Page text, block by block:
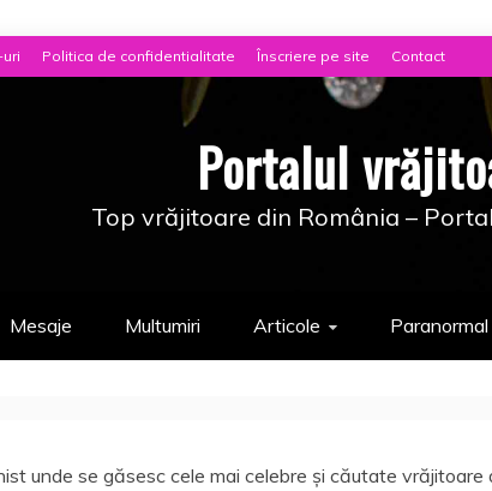
Politica de confidentialitate Înscriere pe site Contact
Portalul
Top vrăjitoare din România –
Mesaje Multumiri Articole Paranormal
unde se găsesc cele mai celebre și căutate vrăjitoare